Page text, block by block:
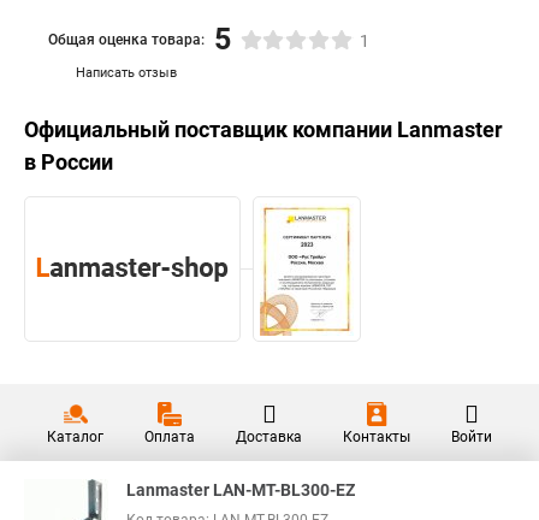
Написать отзыв
Общая оценка товара: 5 1
Официальный поставщик компании Lanmaster
в России
Каталог Оплата Доставка Контакты Войти
Lanmaster LAN-MT-BL300-EZ